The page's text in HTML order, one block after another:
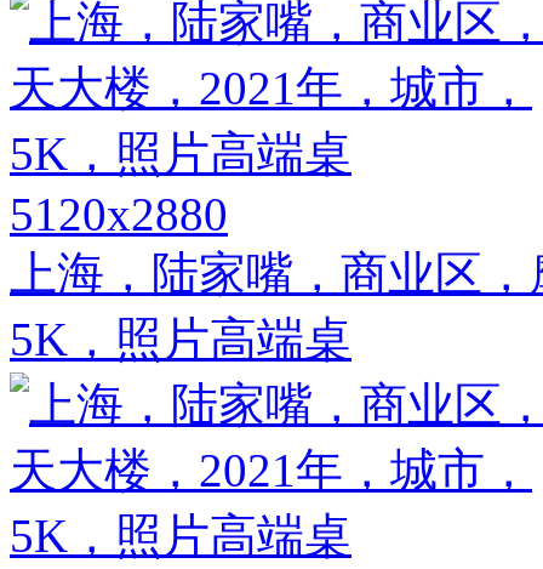
5120x2880
上海，陆家嘴，商业区
5K，照片高端桌